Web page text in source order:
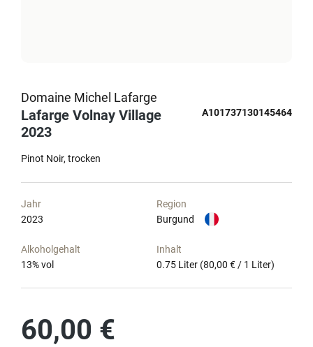
Domaine Michel Lafarge
Lafarge Volnay Village
2023
A101737130145464
Pinot Noir trocken
Jahr
2023
Region
Burgund
Alkoholgehalt
13% vol
Inhalt
0.75 Liter (80,00 € / 1 Liter)
60,00 €